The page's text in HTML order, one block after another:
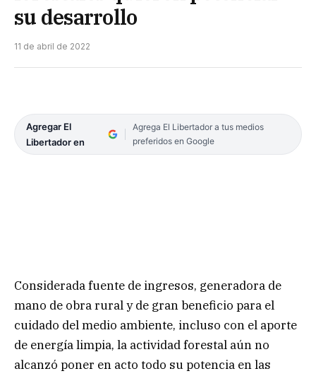
su desarrollo
11 de abril de 2022
Agregar El
Libertador en
Agrega El Libertador a tus medios
preferidos en Google
Considerada fuente de ingresos, generadora de
mano de obra rural y de gran beneficio para el
cuidado del medio ambiente, incluso con el aporte
de energía limpia, la actividad forestal aún no
alcanzó poner en acto todo su potencia en las